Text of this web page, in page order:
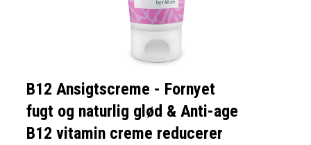
B12 Ansigtscreme - Fornyet
fugt og naturlig glød & Anti-age
B12 vitamin creme reducerer